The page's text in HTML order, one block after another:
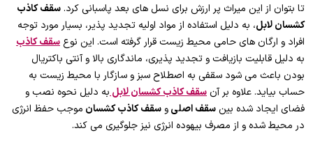
تا بتوان از این میراث پر ارزش برای نسل های بعد پاسبانی کرد.سقف کاذب
کشسان لابل، به دلیل استفاده از مواد اولیه تجدید پذیر، بسیار مورد توجه
افراد و ارگان های حامی محیط زیست قرار گرفته است. این نوع سقف کاذب
به دلیل قابلیت بازیافت و تجدید پذیری، ماندگاری بالا و آنتی باکتریال
بودن باعث می شود سقفی به اصطلاح سبز و سازگار با محیط زیست به
حساب بیاید. علاوه بر آنسقف کاذب کشسان لابلبه دلیل نحوه نصب و
فضای ایجاد شده بین سقف اصلیو سقف کاذب کشسان موجب حفظ انرژی
در محیط شده و از مصرف بیهوده انرژی نیز جلوگیری می کند.